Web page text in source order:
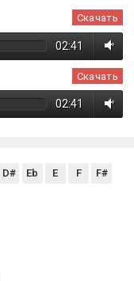
Скачать
02:41
Скачать
02:41
D# Eb E F
F#